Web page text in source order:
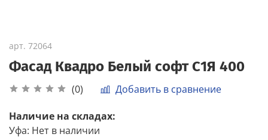
арт. 72064
Фасад Квадро Белый софт С1Я 400
(0) Добавить в сравнение
Наличие на складах:
Уфа: Нет в наличии